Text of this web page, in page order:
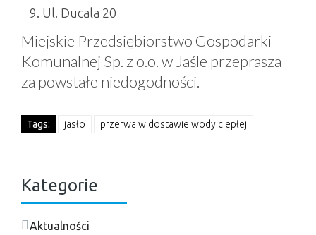
Ul. Ducala 20
Miejskie Przedsiębiorstwo Gospodarki
Komunalnej Sp. z o.o. w Jaśle przeprasza
za powstałe niedogodności.
Tags: jasło przerwa w dostawie wody ciepłej
Kategorie
Aktualności